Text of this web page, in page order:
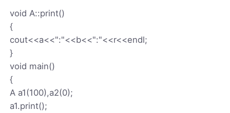
void A::print()
{
cout<<a<<":"<<b<<":"<<r<<endl;
}
void main()
{
A a1(100),a2(0);
a1.print();